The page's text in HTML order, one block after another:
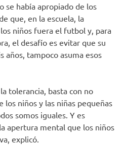
se había apropiado de los
que, en la escuela, la
niños fuera el futbol y, para
el desafío es evitar que su
años, tampoco asuma esos
tolerancia, basta con no
los niños y las niñas pequeñas
somos iguales. Y es
apertura mental que los niños
explicó.